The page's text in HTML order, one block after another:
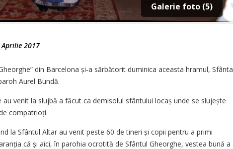
Galerie foto (5)
2017
din Barcelona și‑a sărbătorit duminica aceasta hramul, Sfânta
Aurel Bundă.
venit la slujbă a făcut ca demisolul sfântului locaș unde se slujește
compatrioți.
la Sfântul Altar au venit peste 60 de tineri și copii pentru a primi
că și aici, în parohia ocrotită de Sfântul Gheorghe, vestea bună a